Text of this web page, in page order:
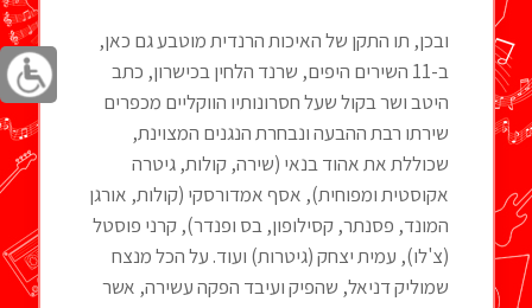
ובכן, תו התקן של האיכות הרנדית מוטבע גם כאן,
ב-11 השירים היפים, שרנד הלחין בכישרון, כתב
היטב ושר בקול שעל חסרונותיו הווקליים מכפרים
שירתו רבת ההבעה ונבחרת הנגנים המצוינת,
שכוללת את אהוד בנאי (שירה, קולות, גיטרה
אקוסטית ומפוחית), אסף אמדורסקי (קולות, אורגן
המונד, פסנתר, קסילופון, בס ופנדר), קרני פוסטל
(צ'לו), עמית יצחק (גיטרות) ועוד. על הכל מנצח
שמוליק דניאל, שהפיק ועיבד הפקה עשירה, אשר